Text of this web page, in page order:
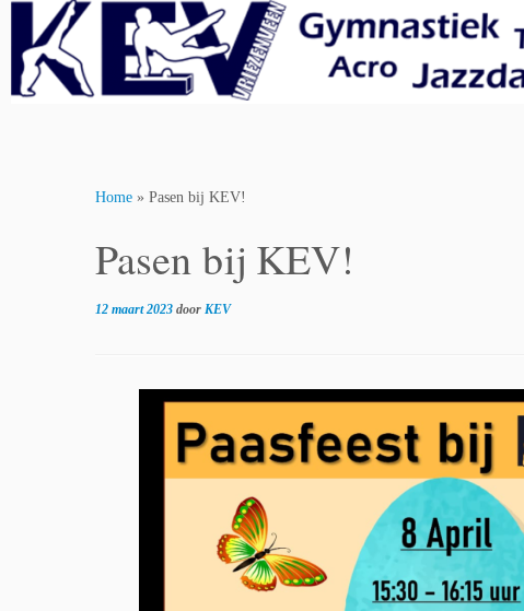
content
Home » Pasen bij KEV!
Pasen bij KEV!
12 maart 2023 door KEV